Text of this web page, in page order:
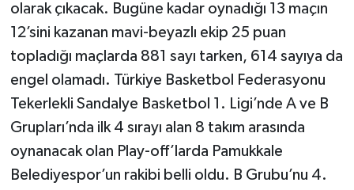
olarak çıkacak. Bugüne kadar oynadığı 13 maçın
12’sini kazanan mavi-beyazlı ekip 25 puan
topladığı maçlarda 881 sayı tarken, 614 sayıya da
engel olamadı. Türkiye Basketbol Federasyonu
Tekerlekli Sandalye Basketbol 1. Ligi’nde A ve B
Grupları’nda ilk 4 sırayı alan 8 takım arasında
oynanacak olan Play-off’larda Pamukkale
Belediyespor’un rakibi belli oldu. B Grubu’nu 4.